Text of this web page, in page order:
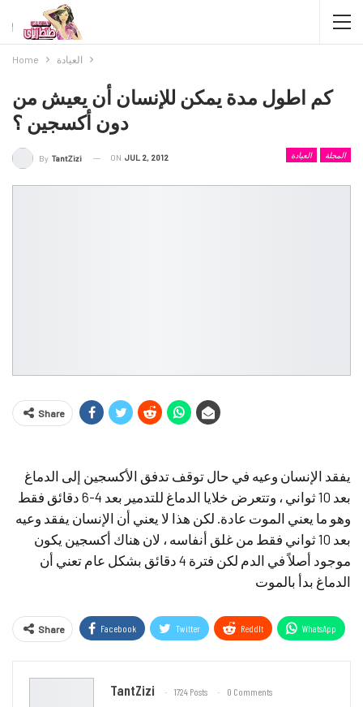
Home العيادة
كم اطول مدة يمكن للإنسان أن يعيش من
دون أكسجين ؟
العيادة المجلة By TantZizi ON JUL 2, 2012
Share
يفقد الإنسان وعيه في حال توقف تدفق الأكسجين إلى الدماغ
بعد 10 ثواني ، وتتعرض خلايا الدماغ للتدمير بعد 4-6 دقائق فقط
وهو ما يعني الموت عادة. لكن هذا لا يعني أن الإنسان يفقد وعيه
بعد 10 ثواني فقط من غلق أنفاسه ، لان هناك أكسجين يكون
موجود أصلاً في الدم لكن فترة 4 دقائق بشكل عام تعني أن
الدماغ بدأ بالموت
Share Facebook Twitter ReddIt WhatsApp
TantZizi 1724 Posts 0 Comments